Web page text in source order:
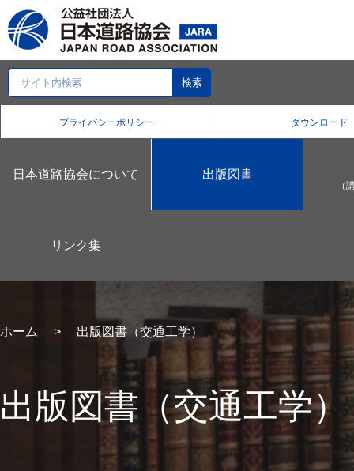
プライバシーポリシー ダウンロード
日本道路協会について 出版図書
（
リンク集
ホーム 出版図書（交通工学）
出版図書（交通工学）